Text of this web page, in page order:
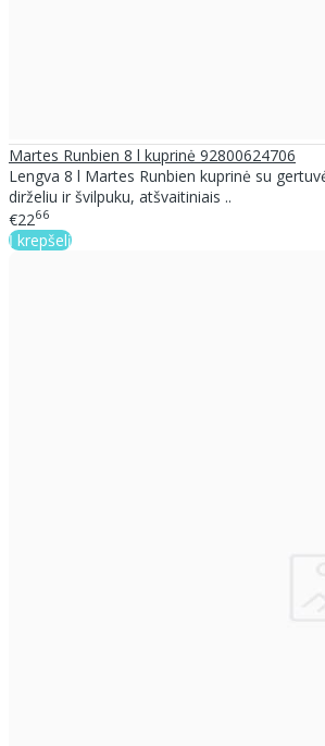
Martes Runbien 8 l kuprinė 92800624706
Lengva 8 l Martes Runbien kuprinė su
dirželiu ir švilpuku, atšvaitiniais ..
€2266
Į krepšelį